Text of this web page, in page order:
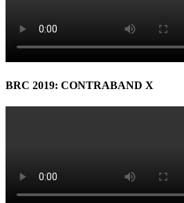
BRC 2019: CONTRABAND X